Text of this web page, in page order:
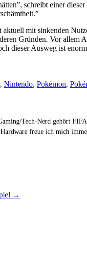
schreibt einer
mit sinkenden
Gründen. Vor
dieser Ausweg ist
, Nintendo, Pokémon,
Tech-Nerd gehört
freue ich mich
→